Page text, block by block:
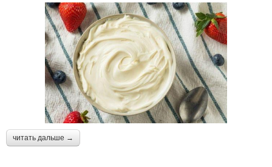
читать дальше →